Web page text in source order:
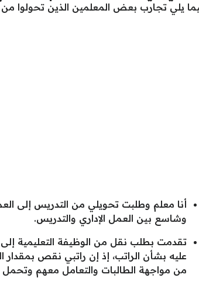
يلي تجارب بعض المعلمين الذين تحولوا من
أنا معلم وطلبت تحويلي من التدريس إلى
وشاسع بين العمل الإداري والتدريس.
تقدمت بطلب نقل من الوظيفة التعليمية إلى
عليه بشأن الراتب، إذ إن راتبي نقص بمقدار
من مواجهة الطالبات والتعامل معهم وتحمل